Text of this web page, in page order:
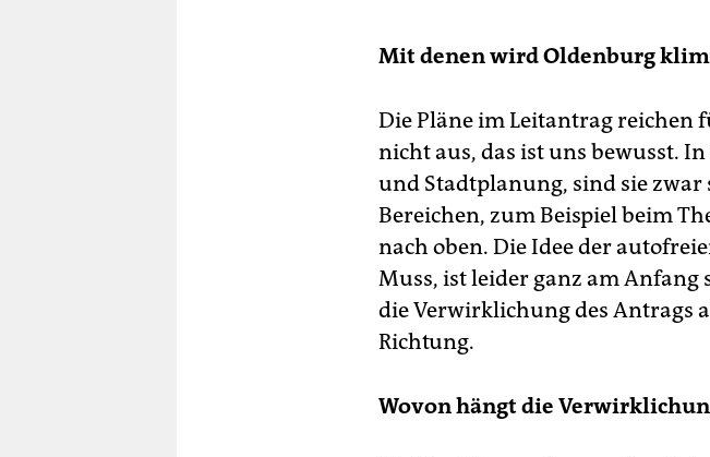
Mit denen wird Oldenburg
Die Pläne im Leitantrag
nicht aus, das ist uns bewusst.
und Stadtplanung, sind sie
Bereichen, zum Beispiel beim
nach oben. Die Idee der
Muss, ist leider ganz am Anfang
die Verwirklichung des Antrags
Richtung.
Wovon hängt die